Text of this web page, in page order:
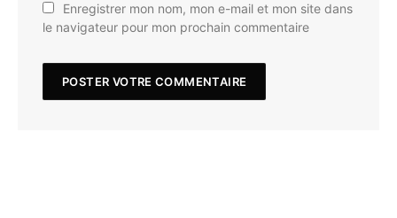
Enregistrer mon nom, mon e-mail et mon site dans
le navigateur pour mon prochain commentaire